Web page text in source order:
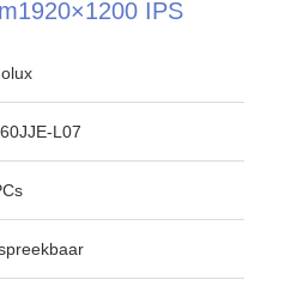
IPS
L07